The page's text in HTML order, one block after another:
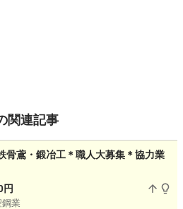
関連記事
骨鳶・鍛冶工＊職人大募集＊協力業
円
業